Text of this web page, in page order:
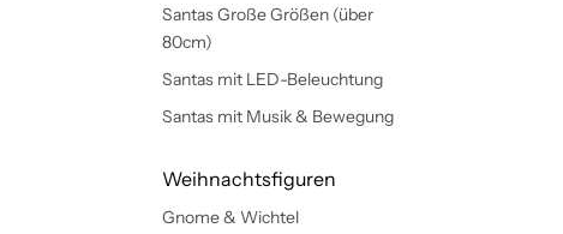
Santas Große Größen (über
80cm)
Santas mit LED-Beleuchtung
Santas mit Musik & Bewegung
Weihnachtsfiguren
Gnome & Wichtel